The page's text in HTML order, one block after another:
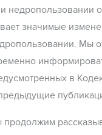
недропользовании
значимые
Мы
в